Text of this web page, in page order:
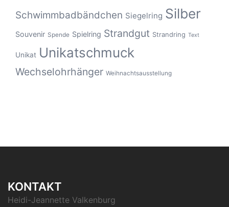
Schwimmbadbändchen Siegelring Silber
Souvenir Spende Spielring Strandgut Strandring Text
Unikat Unikatschmuck
Wechselohrhänger Weihnachtsausstellung
KONTAKT
Heidi-Jeannette Valkenburg